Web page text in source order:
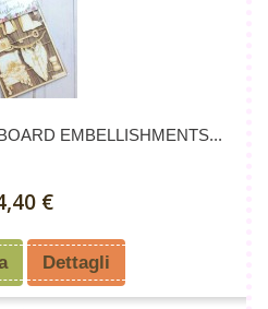
EMBELLISHMENTS...
€
Dettagli